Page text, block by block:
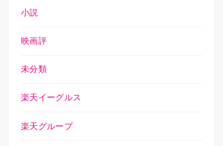
小説
映画評
未分類
楽天イーグルス
楽天グループ